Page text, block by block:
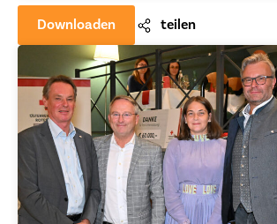
Downloaden teilen